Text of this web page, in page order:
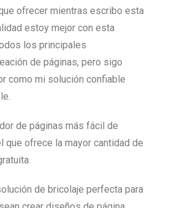
ofrecer mientras escribo esta
estoy mejor con esta
los principales
de páginas, pero sigo
como mi solución confiable
de páginas más fácil de
que ofrece la mayor cantidad de
de bricolaje perfecta para